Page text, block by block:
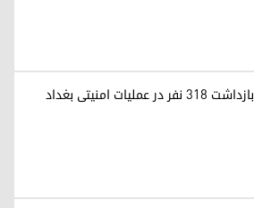
بازداشت ۳۱۸ نفر در عملیات امنیتی بغداد